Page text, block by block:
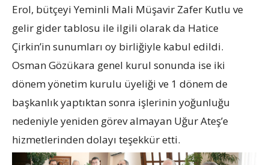
Erol, bütçeyi Yeminli Mali Müşavir Zafer Kutlu ve
gelir gider tablosu ile ilgili olarak da Hatice
Çirkin’in sunumları oy birliğiyle kabul edildi.
Osman Gözükara genel kurul sonunda ise iki
dönem yönetim kurulu üyeliği ve 1 dönem de
başkanlık yaptıktan sonra işlerinin yoğunluğu
nedeniyle yeniden görev almayan Uğur Ateş’e
hizmetlerinden dolayı teşekkür etti.